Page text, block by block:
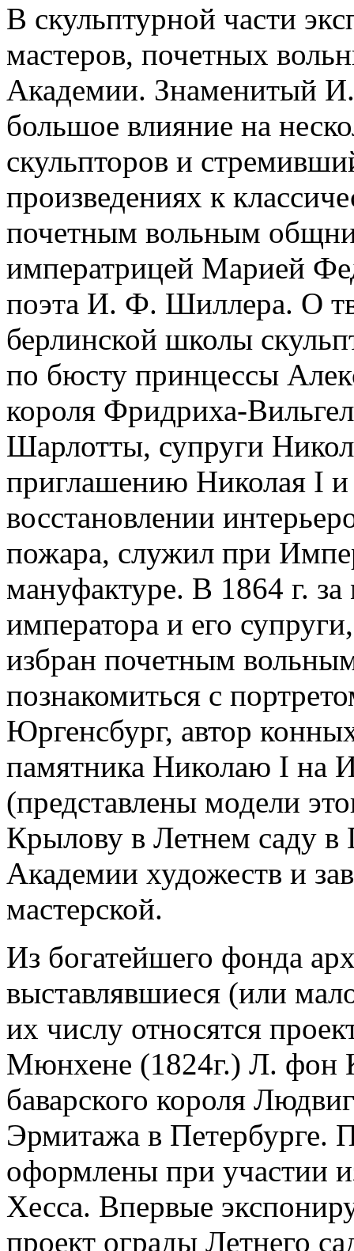
В скульптурной части
мастеров, почетных
Академии. Знаменитый
большое влияние на
скульпторов и
произведениях к
почетным вольным
императрицей Марией
поэта И. Ф. Шиллера. О
берлинской школы
по бюсту принцессы
короля Фридриха-
Шарлотты, супруги
приглашению Николая I и
восстановлении
пожара, служил при
мануфактуре. В 1864 г.
императора и его
избран почетным
познакомиться с
Юргенсбург, автор
памятника Николаю I на
(представлены модели
Крылову в Летнем саду в
Академии художеств и
мастерской.
Из богатейшего фонда
выставлявшиеся (или
их числу относятся
Мюнхене (1824г.) Л. фон
баварского короля
Эрмитажа в Петербурге.
оформлены при участии
Хесса. Впервые
проект ограды Летнего